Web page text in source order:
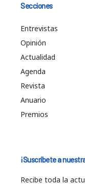
Secciones
Entrevistas
Opinión
Actualidad
Agenda
Revista
Anuario
Premios
¡Suscríbete a
Recibe toda la